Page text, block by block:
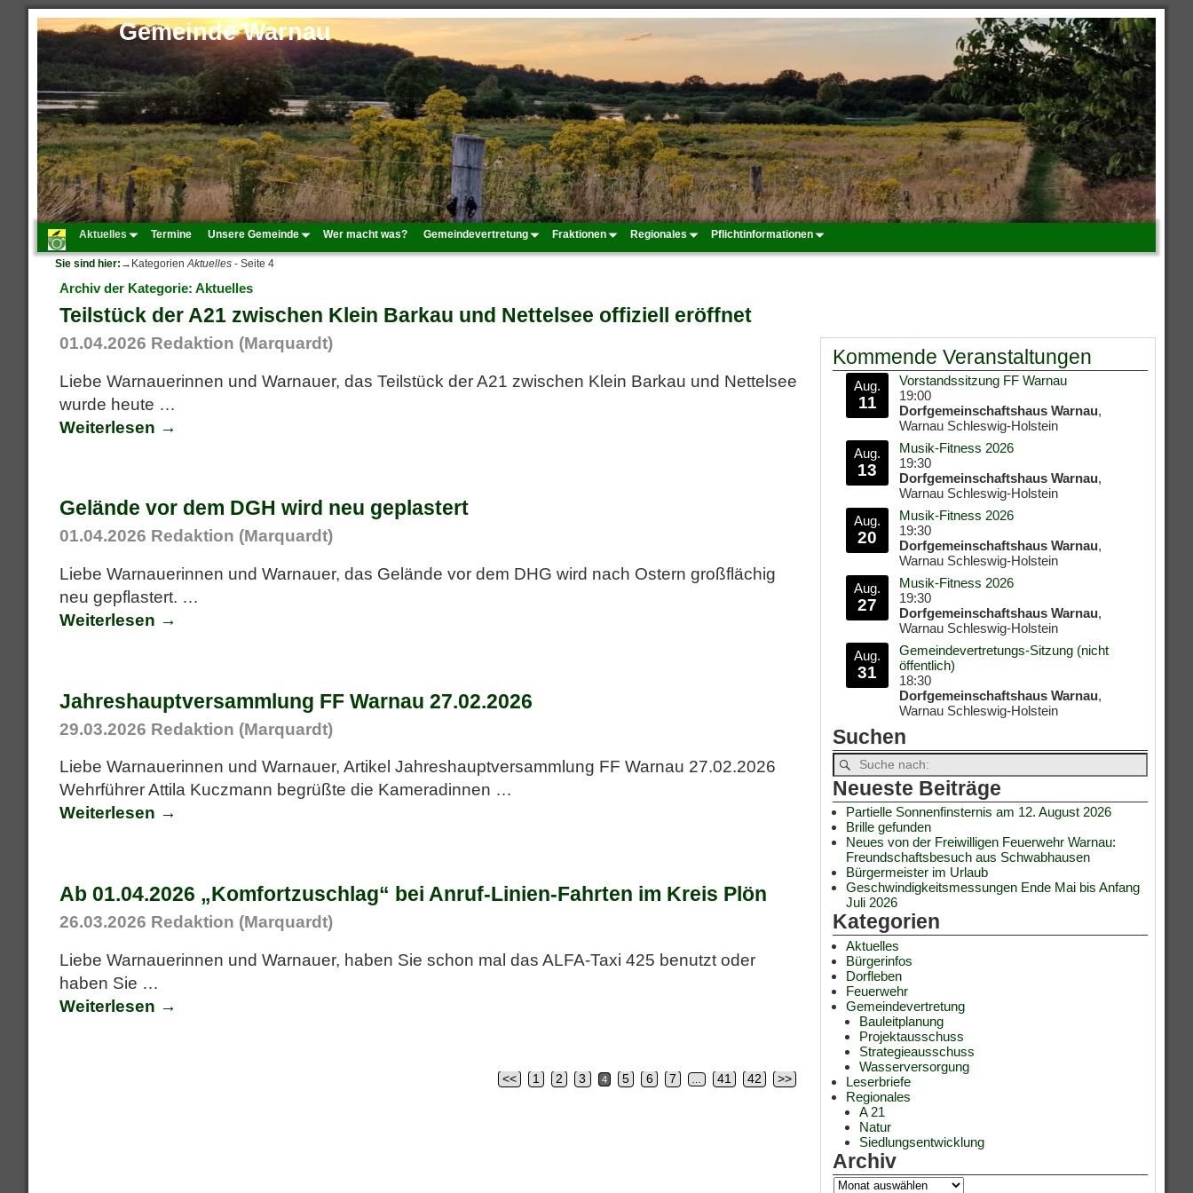
Gemeinde Warnau
Aktuelles Termine Unsere Gemeinde Wer macht was? Gemeindevertretung Fraktionen Regionales Pflichtinformationen
Sie sind hier: →Kategorien Aktuelles - Seite 4
Archiv der Kategorie:Aktuelles
Teilstück der A21 zwischen Klein Barkau und Nettelsee offiziell eröffnet
01.04.2026 Redaktion (Marquardt)
Liebe Warnauerinnen und Warnauer, das Teilstück der A21 zwischen Klein Barkau und Nettelsee
wurde heute …
Weiterlesen →
Gelände vor dem DGH wird neu geplastert
01.04.2026 Redaktion (Marquardt)
Liebe Warnauerinnen und Warnauer, das Gelände vor dem DHG wird nach Ostern großflächig
neu gepflastert. …
Weiterlesen →
Jahreshauptversammlung FF Warnau 27.02.2026
29.03.2026 Redaktion (Marquardt)
Liebe Warnauerinnen und Warnauer, Artikel Jahreshauptversammlung FF Warnau 27.02.2026
Wehrführer Attila Kuczmann begrüßte die Kameradinnen …
Weiterlesen →
Ab 01.04.2026 „Komfortzuschlag“ bei Anruf-Linien-Fahrten im Kreis Plön
26.03.2026 Redaktion (Marquardt)
Liebe Warnauerinnen und Warnauer, haben Sie schon mal das ALFA-Taxi 425 benutzt oder
haben Sie …
Weiterlesen →
<< 1 2 3 4 5 6 7 41 42 >>
Kommende Veranstaltungen
Aug.
11
Vorstandssitzung FF Warnau
19:00
Dorfgemeinschaftshaus Warnau,
Warnau Schleswig-Holstein
Aug.
13
Musik-Fitness 2026
19:30
Dorfgemeinschaftshaus Warnau,
Warnau Schleswig-Holstein
Aug.
20
Musik-Fitness 2026
19:30
Dorfgemeinschaftshaus Warnau,
Warnau Schleswig-Holstein
Aug.
27
Musik-Fitness 2026
19:30
Dorfgemeinschaftshaus Warnau,
Warnau Schleswig-Holstein
Aug.
31
Gemeindevertretungs-Sitzung (nicht
öffentlich)
18:30
Dorfgemeinschaftshaus Warnau,
Warnau Schleswig-Holstein
Suchen
Neueste Beiträge
Partielle Sonnenfinsternis am 12. August 2026
Brille gefunden
Neues von der Freiwilligen Feuerwehr Warnau:
Freundschaftsbesuch aus Schwabhausen
Bürgermeister im Urlaub
Geschwindigkeitsmessungen Ende Mai bis Anfang
Juli 2026
Kategorien
Aktuelles
Bürgerinfos
Dorfleben
Feuerwehr
Gemeindevertretung
Bauleitplanung
Projektausschuss
Strategieausschuss
Wasserversorgung
Leserbriefe
Regionales
A 21
Natur
Siedlungsentwicklung
Archiv